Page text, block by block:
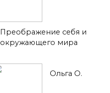
Преображение себя и
окружающего мира
Ольга О.